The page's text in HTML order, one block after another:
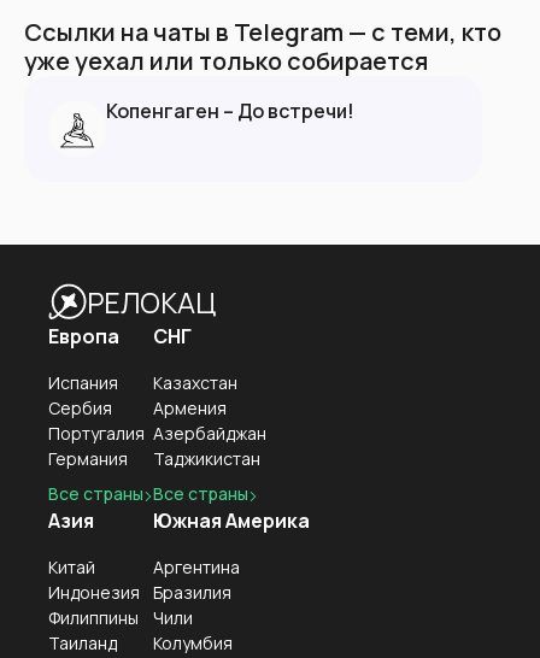
Ссылки на чаты в Telegram — с теми, кто
уже уехал или только собирается
Копенгаген – До встречи!
РЕЛОКАЦ
Европа
Испания
Сербия
Португалия
Германия
Все страны
Азия
Китай
Индонезия
Филиппины
Таиланд
СНГ
Казахстан
Армения
Азербайджан
Таджикистан
Все страны
Южная Америка
Аргентина
Бразилия
Чили
Колумбия